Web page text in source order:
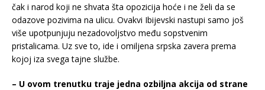
čak i narod koji ne shvata šta opozicija hoće i ne želi da se
odazove pozivima na ulicu. Ovakvi Ibijevski nastupi samo još
više upotpunjuju nezadovoljstvo među sopstvenim
pristalicama. Uz sve to, ide i omiljena srpska zavera prema
kojoj iza svega tajne službe.
– U ovom trenutku traje jedna ozbiljna akcija od strane